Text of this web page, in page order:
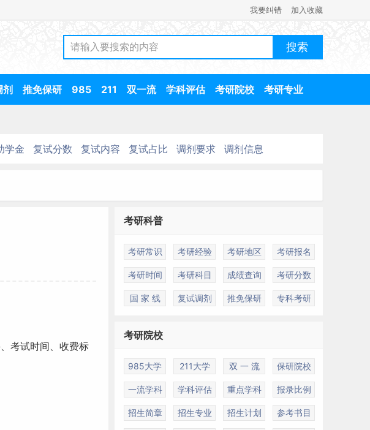
我要纠错 加入收藏
推免保研 985 211 双一流 学科评估 考研院校 考研专业
学金 复试分数 复试内容 复试占比 调剂要求 调剂信息
考试时间、 收费标
考研科普
考研常识 考研经验 考研地区 考研报名
考研时间 考研科目 成绩查询 考研分数
国 家 线 复试调剂 推免保研 专科考研
考研院校
985大学 211大学 双 一 流 保研院校
一流学科 学科评估 重点学科 报录比例
招生简章 招生专业 招生计划 参考书目